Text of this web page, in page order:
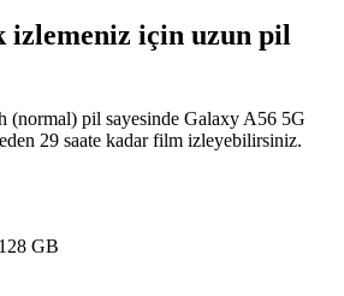
izlemeniz için uzun pil
(normal) pil sayesinde Galaxy A56 5G
29 saate kadar film izleyebilirsiniz.
GB